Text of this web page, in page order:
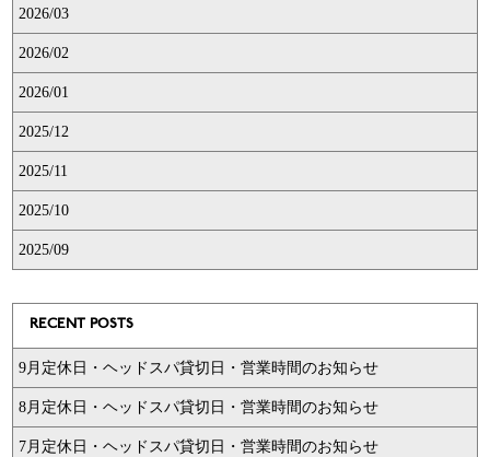
2026/03
2026/02
2026/01
2025/12
2025/11
2025/10
2025/09
RECENT POSTS
9月定休日・ヘッドスパ貸切日・営業時間のお知らせ
8月定休日・ヘッドスパ貸切日・営業時間のお知らせ
7月定休日・ヘッドスパ貸切日・営業時間のお知らせ